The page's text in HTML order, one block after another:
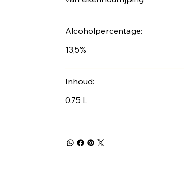
Alcoholpercentage:
13,5%
Inhoud:
0,75 L